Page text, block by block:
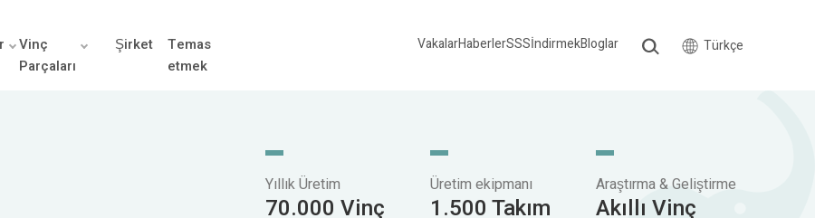
Vinç
Parçaları
Şirket
Temas
etmek
VakalarHaberlerSSSİndirmekBloglar Türkçe
Yıllık Üretim
70.000 Vinç
Üretim ekipmanı
1.500 Takım
Araştırma & Geliştirme
Akıllı Vinç